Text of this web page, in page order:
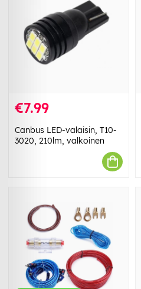
€7.99
Canbus LED-valaisin, T10-
3020, 210lm, valkoinen